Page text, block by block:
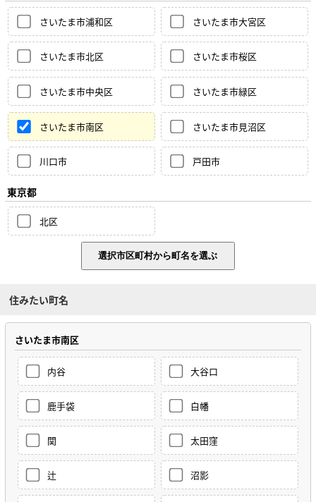
さいたま市浦和区 さいたま市大宮区
さいたま市北区 さいたま市桜区
さいたま市中央区 さいたま市緑区
さいたま市南区 さいたま市見沼区
川口市 戸田市
東京都
北区
住みたい町名
さいたま市南区
内谷 大谷口
鹿手袋 白幡
関 太田窪
辻 沼影